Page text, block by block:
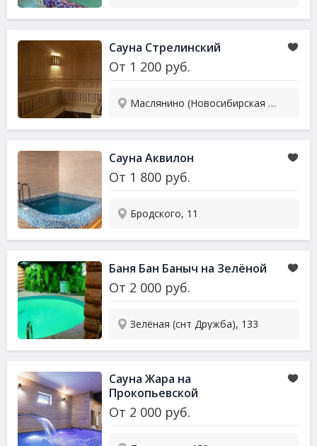
Сауна Стрелинский
От 1 200 руб.
Маслянино (Новосибирская обл.), Никитина, 20
Сауна Аквилон
От 1 800 руб.
Бродского, 11
Баня Бан Баныч на Зелёной
От 2 000 руб.
Зелёная (снт Дружба), 133
Сауна Жара на
Прокопьевской
От 2 000 руб.